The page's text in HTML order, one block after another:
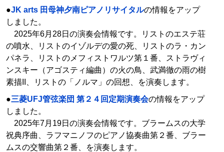
●JK arts 田母神夕南ピアノリサイタルの情報をアップ
しました。
2025年6月28日の演奏会情報です。リストのエステ荘
の噴水、リストのイゾルデの愛の死、リストのラ・カン
パネラ、リストのメフィストワルツ第１番、ストラヴィ
ンスキー（アゴスティ編曲）の火の鳥、武満徹の雨の樹
素描II、リストの「ノルマ」の回想、を演奏します。
●三菱UFJ管弦楽団 第２４回定期演奏会の情報をアップ
しました。
2025年7月19日の演奏会情報です。ブラームスの大学
祝典序曲、ラフマニノフのピアノ協奏曲第２番、ブラー
ムスの交響曲第２番、を演奏します。